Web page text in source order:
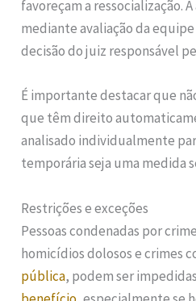
favoreçam a ressocialização.
mediante avaliação da
decisão do juiz responsável
É importante destacar que
que têm direito
analisado individualmente
temporária seja uma medida
Restrições e exceções
Pessoas condenadas por
homicídios dolosos e crimes
pública, podem ser